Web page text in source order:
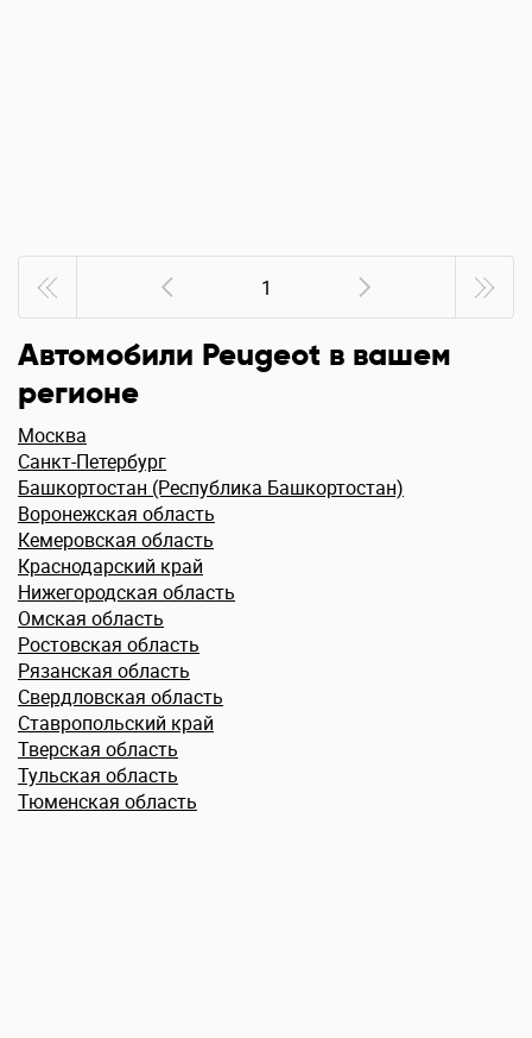
1
Автомобили Peugeot в вашем
регионе
Москва
Санкт-Петербург
Башкортостан (Республика Башкортостан)
Воронежская область
Кемеровская область
Краснодарский край
Нижегородская область
Омская область
Ростовская область
Рязанская область
Свердловская область
Ставропольский край
Тверская область
Тульская область
Тюменская область